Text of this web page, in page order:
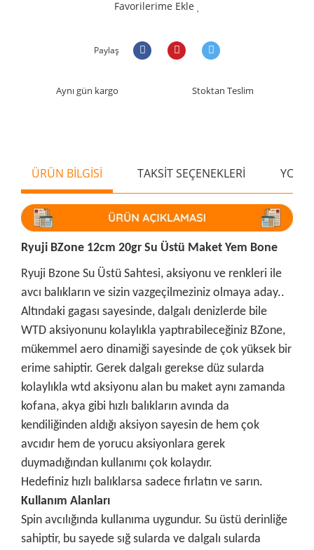
Favorilerime Ekle
Paylaş
Aynı gün kargo Stoktan Teslim
ÜRÜN BİLGİSİ TAKSİT SEÇENEKLERİ
Ryuji BZone 12cm 20gr Su Üstü Maket Yem Bone
Ryuji Bzone Su Üstü Sahtesi, aksiyonu ve renkleri ile
avcı balıkların ve sizin vazgeçilmeziniz olmaya aday..
Altındaki gagası sayesinde, dalgalı denizlerde bile
WTD aksiyonunu kolaylıkla yaptırabileceğiniz BZone,
mükemmel aero dinamiği sayesinde de çok yüksek bir
erime sahiptir. Gerek dalgalı gerekse düz sularda
kolaylıkla wtd aksiyonu alan bu maket aynı zamanda
kofana, akya gibi hızlı balıkların avında da
kendiliğinden aldığı aksiyon sayesin de hem çok
avcıdır hem de yorucu aksiyonlara gerek
duymadığından kullanımı çok kolaydır.
Hedefiniz hızlı balıklarsa sadece fırlatın ve sarın.
Kullanım Alanları
Spin avcılığında kullanıma uygundur. Su üstü derinliğe
sahiptir, bu sayede sığ sularda ve dalgalı sularda